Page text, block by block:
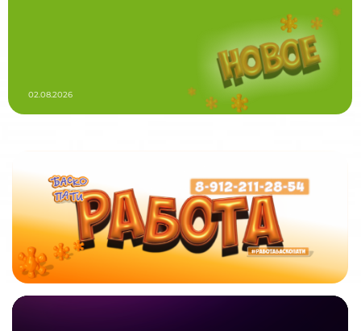
02.08.2026